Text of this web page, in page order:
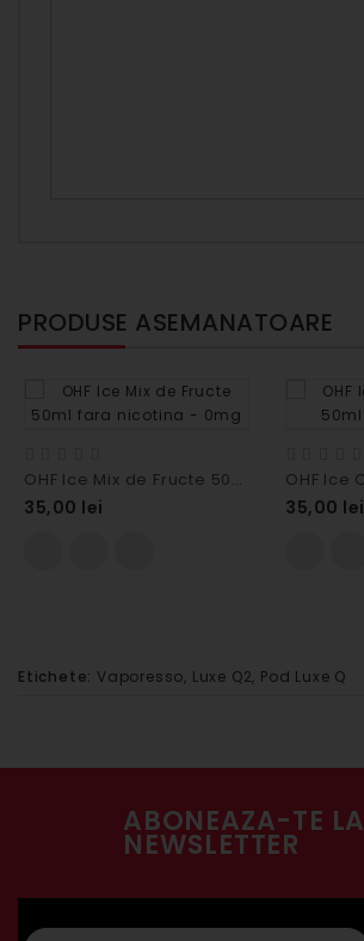
PRODUSE ASEMANATOARE
OHF Ice Mix de Fructe 50ml fara nicotina - 0mg
35,00 lei 35,00 lei
Etichete: Vaporesso, Luxe Q2, Pod Luxe Q
ABONEAZA-TE LA
NEWSLETTER